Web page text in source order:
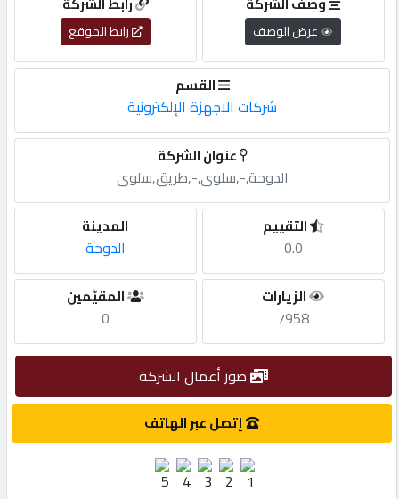
English
أضف
مطلوب
طلب
الاحصائيات
رابط الموقع عرض الوصف
القسم
شركات الاجهزة الإلكترونية
عنوان الشركة
الدوحة,-,سلوى,-,طريق,سلوى
المدينة
الدوحة
التقييم
0.0
المقيّمين
0
الزيارات
7958
صور أعمال الشركة
إتصل عبر الهاتف